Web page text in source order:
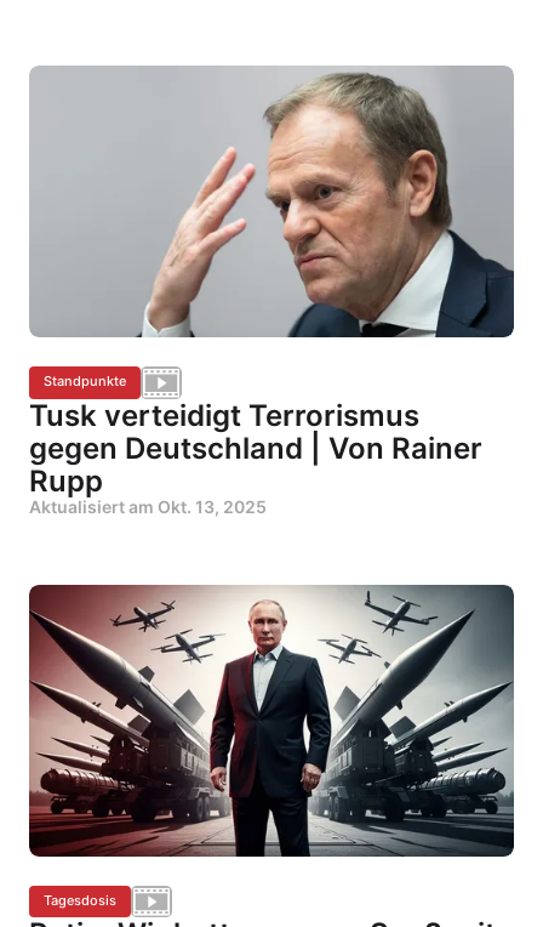
Standpunkte
Tusk verteidigt Terrorismus
gegen Deutschland | Von Rainer
Rupp
Aktualisiert am Okt. 13, 2025
Tagesdosis